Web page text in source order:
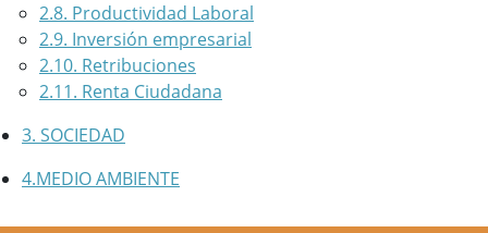
2.8. Productividad Laboral
2.9. Inversión empresarial
2.10. Retribuciones
2.11. Renta Ciudadana
3. SOCIEDAD
4.MEDIO AMBIENTE